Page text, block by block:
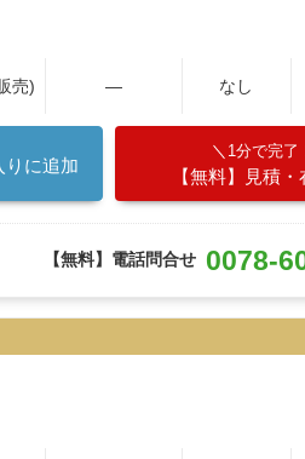
売) ― なし
りに追加
1分で完了
【無料】見積
【無料】電話問合せ 0078-